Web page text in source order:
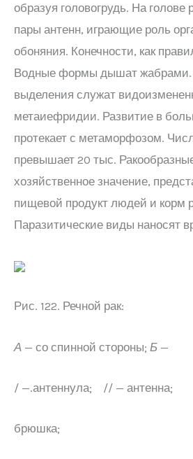
образуя головогрудь. На
пары антенн, играющие роль
обоняния. Конечности, как
Водные формы дышат жабрами.
выделения служат
метаиефридии. Развитие в
протекает с метаморфозом.
превышает 20 тыс.
хозяйственное значение,
пищевой продукт людей и корм
Паразитические виды наносят
Рис. 122. Речной рак:
А — со спинной стороны; Б —
/ —.антеннула; // — антенна;
брюшка;